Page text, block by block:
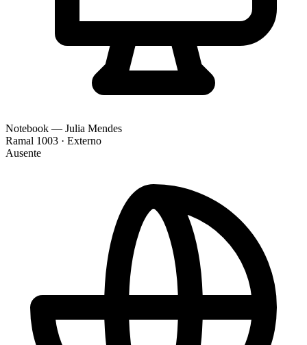
Notebook — Julia Mendes
Ramal 1003 · Externo
Ausente